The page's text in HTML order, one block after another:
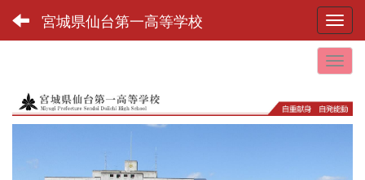
宮城県仙台第一高等学校